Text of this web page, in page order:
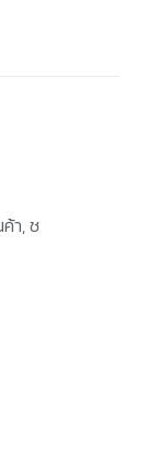
า, ช